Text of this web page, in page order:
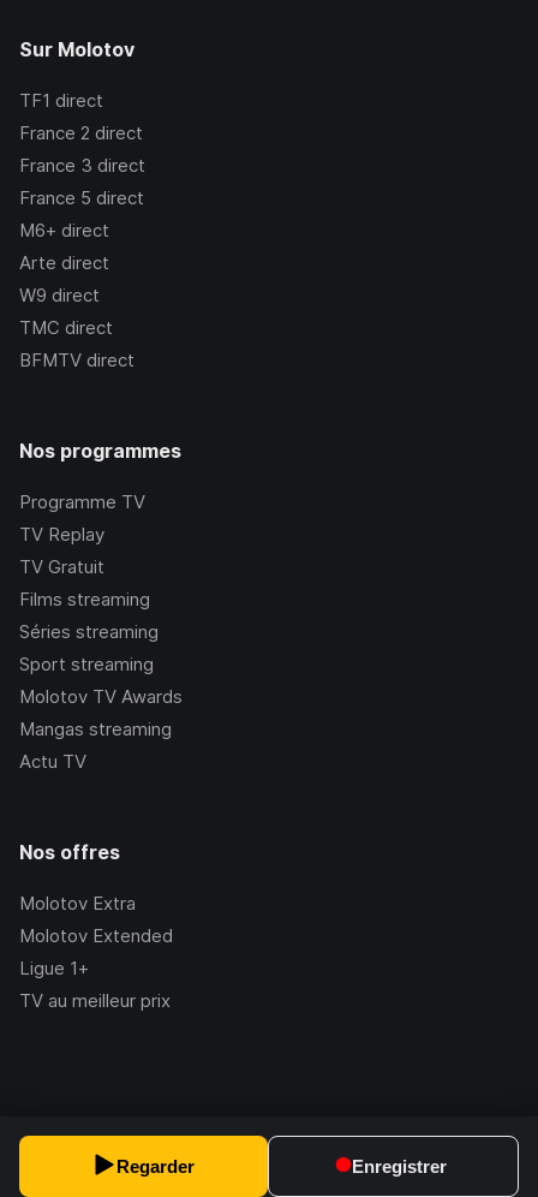
Regarder Enregistrer
Sur Molotov
TF1 direct
France 2 direct
France 3 direct
France 5 direct
M6+ direct
Arte direct
W9 direct
TMC direct
BFMTV direct
Nos programmes
Programme TV
TV Replay
TV Gratuit
Films streaming
Séries streaming
Sport streaming
Molotov TV Awards
Mangas streaming
Actu TV
Nos offres
Molotov Extra
Molotov Extended
Ligue 1+
TV au meilleur prix
2.228.1